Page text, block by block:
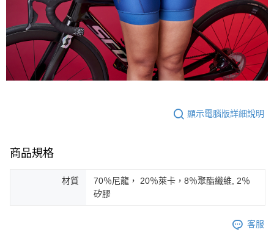
顯示電腦版詳細說明
商品規格
材質
70％尼龍， 20％萊卡，8％聚酯纖維, 2％
矽膠
客服